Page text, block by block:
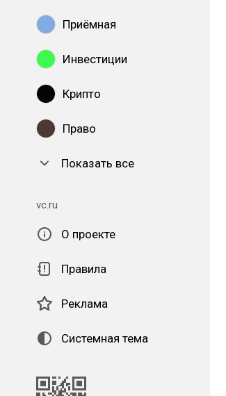
Приёмная
Инвестиции
Крипто
Право
Показать все
vc.ru
О проекте
Правила
Реклама
Системная тема